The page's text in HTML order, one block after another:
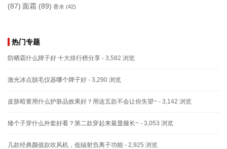
(87) 面霜 (89) 香水 (42)
热门专题
防晒霜什么牌子好 十大排行榜分享 - 3,582 浏览
激光冰点脱毛仪器哪个牌子好 - 3,290 浏览
皮肤暗黄用什么护肤品效果好？用这五款不会让你失望~ - 3,142 浏览
矮个子穿什么外套好看？第二款穿起来最显腿长~ - 3,053 浏览
几款经典颜值款吹风机，低辐射负离子功能 - 2,925 浏览